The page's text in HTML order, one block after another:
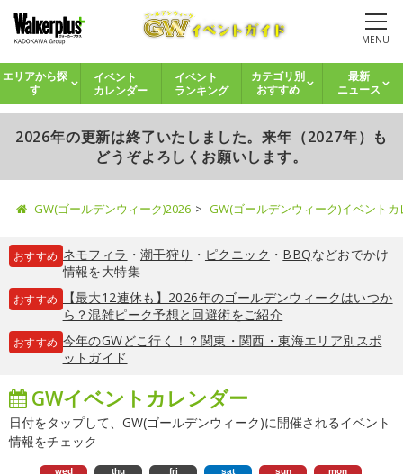
MENU
エリアから探
す
イベント
カレンダー
イベント
ランキング
カテゴリ別
おすすめ
最新
ニュース
2026年の更新は終了いたしました。来年（2027年）も
どうぞよろしくお願いします。
GW(ゴールデンウィーク)2026 GW(ゴールデンウィーク)イベント
おすすめ ネモフィラ ・ 潮干狩り ・ ピクニック ・ BBQなどおでかけ
情報を大特集
おすすめ
【最大12連休も】2026年のゴールデンウィークはいつか
ら？混雑ピーク予想と回避術をご紹介
おすすめ 今年のGWどこ行く！？関東・関西・東海エリア別スポ
ットガイド
GWイベントカレンダー
日付をタップして、GW(ゴールデンウィーク)に開催されるイベント
情報をチェック
wed thu fri sat sun mon